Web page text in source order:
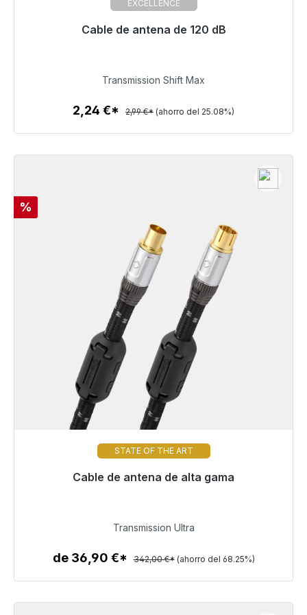
EXCELLENCE
Cable de antena de 120 dB
Listo para envío inmediato, plazo de entrega 48h*
Detalles
Transmission Shift Max
2,24 €* 2,99 €* (ahorro del 25.08%)
Descuento
%
STATE OF THE ART
Cable de antena de alta gama
Listo para envío inmediato, plazo de entrega 48h*
Detalles
Transmission Ultra
de 36,90 €* 342,00 €* (ahorro del 68.25%)